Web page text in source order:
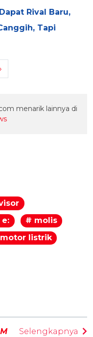
Rival Baru,
Tapi
menarik lainnya di
# molis
listrik
Selengkapnya